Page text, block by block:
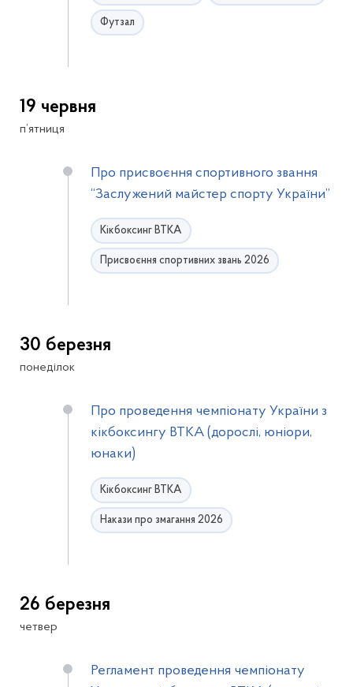
Футзал
19 червня
п’ятниця
Про присвоєння спортивного звання
“Заслужений майстер спорту України”
Кікбоксинг ВТКА
Присвоєння спортивних звань 2026
30 березня
понеділок
Про проведення чемпіонату України з
кікбоксингу BTKA (дорослі, юніори,
юнаки)
Кікбоксинг ВТКА
Накази про змагання 2026
26 березня
четвер
Регламент проведення чемпіонату